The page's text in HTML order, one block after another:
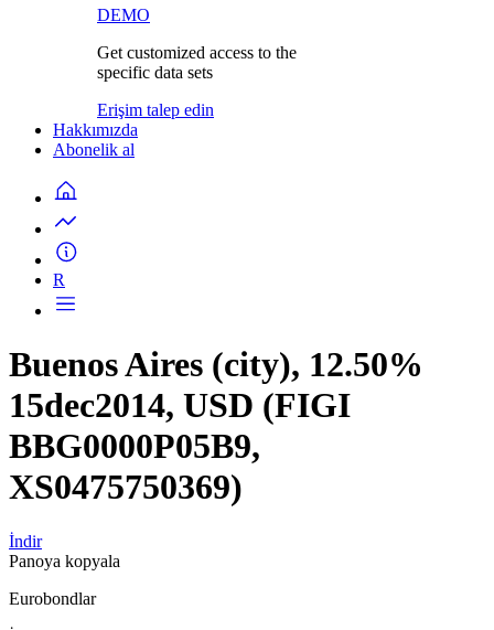
DEMO
Get customized access to the
specific data sets
Erişim talep edin
Hakkımızda
Abonelik al
R
Buenos Aires (city), 12.50%
15dec2014, USD (FIGI
BBG0000P05B9,
XS0475750369)
İndir
Panoya kopyala
Eurobondlar